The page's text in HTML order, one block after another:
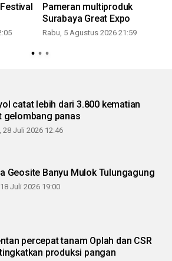
Pameran multiproduk
Surabaya Great Expo
Rabu, 5 Agustus 2026 21:59
catat lebih dari 3.800 kematian
gelombang panas
28 Juli 2026 12:46
Geosite Banyu Mulok Tulungagung
Juli 2026 19:00
percepat tanam Oplah dan CSR
produksi pangan